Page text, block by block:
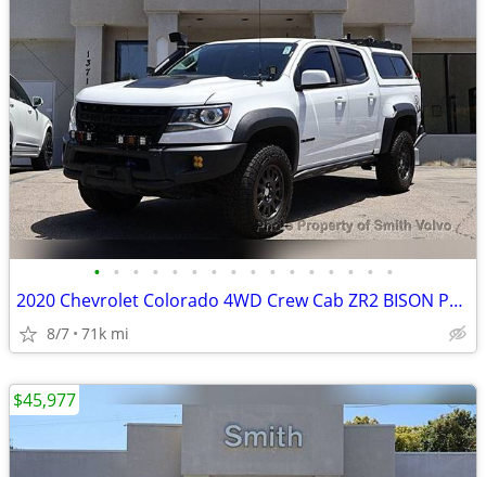
• • • • • • • • • • • • • • • •
2020 Chevrolet Colorado 4WD Crew Cab ZR2 BISON PACKAGE AEV
8/7 71k mi
$45,977